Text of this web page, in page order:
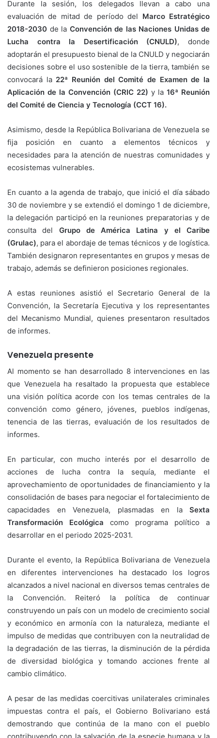
Durante la sesión, los delegados llevan a cabo una
evaluación de mitad de período del Marco Estratégico
2018-2030 de la Convención de las Naciones Unidas de
Lucha contra la Desertificación (CNULD), donde
adoptarán el presupuesto bienal de la CNULD y negociarán
decisiones sobre el uso sostenible de la tierra, también se
convocará la22ª Reunión del Comité de Examen de la
Aplicación de la Convención (CRIC 22) y la 16ª Reunión
del Comité de Ciencia y Tecnología (CCT 16).
Asimismo, desde la República Bolivariana de Venezuela se
fija posición en cuanto a elementos técnicos y
necesidades para la atención de nuestras comunidades y
ecosistemas vulnerables.
En cuanto a la agenda de trabajo, que inició el día sábado
30 de noviembre y se extendió el domingo 1 de diciembre,
la delegación participó en la reuniones preparatorias y de
consulta del Grupo de América Latina y el Caribe
(Grulac), para el abordaje de temas técnicos y de logística.
También designaron representantes en grupos y mesas de
trabajo, además se definieron posiciones regionales.
A estas reuniones asistió el Secretario General de la
Convención, la Secretaría Ejecutiva y los representantes
del Mecanismo Mundial, quienes presentaron resultados
de informes.
Venezuela presente
Al momento se han desarrollado 8 intervenciones en las
que Venezuela ha resaltado la propuesta que establece
una visión política acorde con los temas centrales de la
convención como género, jóvenes, pueblos indígenas,
tenencia de las tierras, evaluación de los resultados de
informes.
En particular, con mucho interés por el desarrollo de
acciones de lucha contra la sequía, mediante el
aprovechamiento de oportunidades de financiamiento y la
consolidación de bases para negociar el fortalecimiento de
capacidades en Venezuela, plasmadas en la Sexta
Transformación Ecológica como programa político a
desarrollar en el periodo 2025-2031.
Durante el evento, la República Bolivariana de Venezuela
en diferentes intervenciones ha destacado los logros
alcanzados a nivel nacional en diversos temas centrales de
la Convención. Reiteró la política de continuar
construyendo un país con un modelo de crecimiento social
y económico en armonía con la naturaleza, mediante el
impulso de medidas que contribuyen con la neutralidad de
la degradación de las tierras, la disminución de la pérdida
de diversidad biológica y tomando acciones frente al
cambio climático.
A pesar de las medidas coercitivas unilaterales criminales
impuestas contra el país, el Gobierno Bolivariano está
demostrando que continúa de la mano con el pueblo